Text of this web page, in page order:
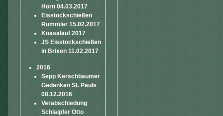
Horn 04.03.2017
Eisstockschießen
Rummler 15.02.2017
Koasalauf 2017
JS Eisstockschießen
in Brixen 11.02.2017
2016
Sepp Kerschbaumer
Gedenken St. Pauls
08.12.2016
Verabschiedung
Schlaipfer Otto